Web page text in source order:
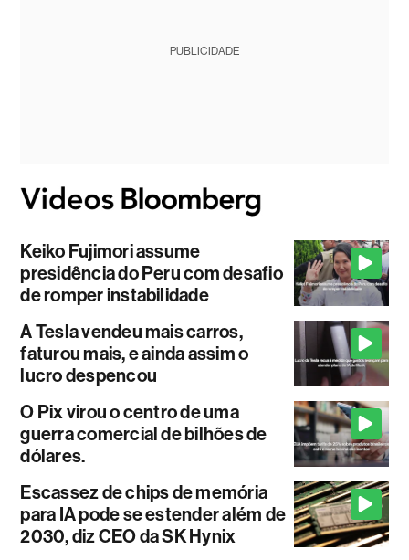
PUBLICIDADE
Keiko Fujimori assume
presidência do Peru com desafio
de romper instabilidade
A Tesla vendeu mais carros,
faturou mais, e ainda assim o
lucro despencou
O Pix virou o centro de uma
guerra comercial de bilhões de
dólares.
Escassez de chips de memória
para IA pode se estender além de
2030, diz CEO da SK Hynix